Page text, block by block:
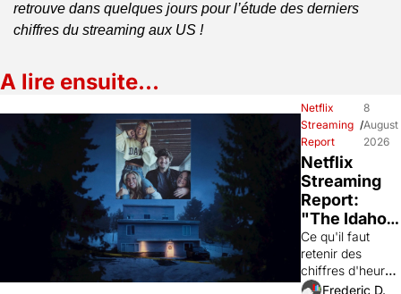
retrouve dans quelques jours pour l’étude des derniers
chiffres du streaming aux US !
A lire ensuite…
Netflix
Streaming
Report
/
8
August
2026
Netflix
Streaming
Report:
"The Idaho
Murders"
explose et
"Voicemails
Ce qu'il faut
retenir des
chiffres d'heures
vues sur Netflix
Frederic D.